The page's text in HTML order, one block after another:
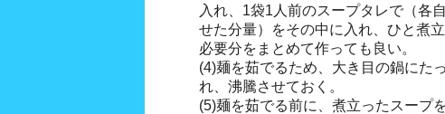
入れ、1袋1人前のスープタレで（各
せた分量）をその中に入れ、ひと煮
必要分をまとめて作っても良い。
(4)麺を茹でるため、大き目の鍋にた
れ、沸騰させておく。
(5)麺を茹でる前に、煮立ったスープ